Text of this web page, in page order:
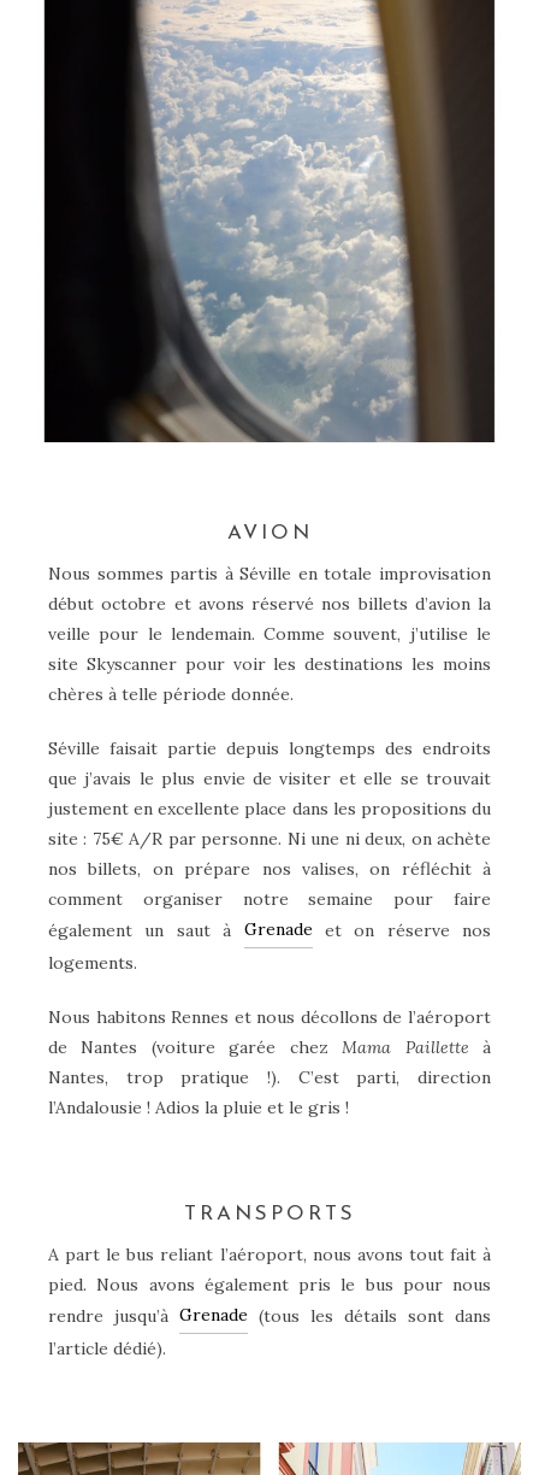
AVION
Nous sommes partis à Séville en totale improvisation
début octobre et avons réservé nos billets d’avion la
veille pour le lendemain. Comme souvent, j’utilise le
site Skyscanner pour voir les destinations les moins
chères à telle période donnée.
Séville faisait partie depuis longtemps des endroits
que j’avais le plus envie de visiter et elle se trouvait
justement en excellente place dans les propositions du
site : 75€ A/R par personne. Ni une ni deux, on achète
nos billets, on prépare nos valises, on réfléchit à
comment organiser notre semaine pour faire
également un saut à Grenadeet on réserve nos
logements.
Nous habitons Rennes et nous décollons de l’aéroport
de Nantes (voiture garée chezMama Paillette à
Nantes, trop pratique !). C’est parti, direction
l’Andalousie ! Adios la pluie et le gris !
TRANSPORTS
A part le bus reliant l’aéroport, nous avons tout fait à
pied. Nous avons également pris le bus pour nous
rendre jusqu’à Grenade (tous les détails sont dans
l’article dédié).